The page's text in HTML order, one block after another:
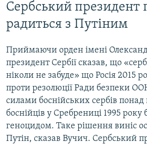
Сербський президент
радиться з Путіним
Приймаючи орден імені
президент Сербії сказав, що
ніколи не забуде» що Росія 2015
проти резолюції Ради безпеки
силами боснійських сербів
боснійців у Сребрениці 1995 року
геноцидом. Таке рішення виніс
Путін, сказав Вучич. Сербський